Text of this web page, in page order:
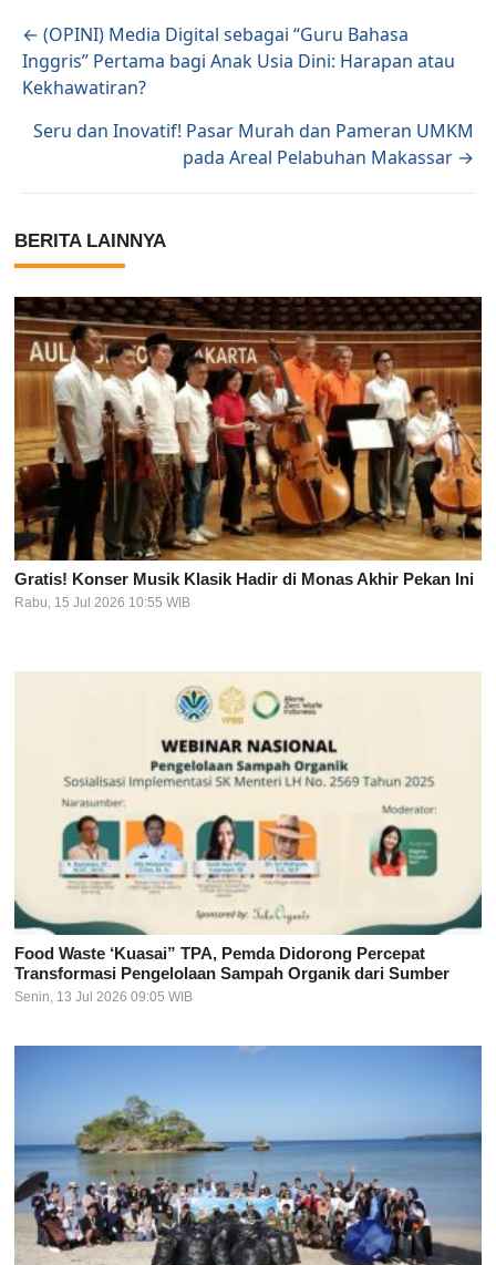
Posts navigation
← (OPINI) Media Digital sebagai “Guru Bahasa
Inggris” Pertama bagi Anak Usia Dini: Harapan atau
Kekhawatiran?
Seru dan Inovatif! Pasar Murah dan Pameran UMKM
pada Areal Pelabuhan Makassar →
BERITA LAINNYA
Gratis! Konser Musik Klasik Hadir di Monas Akhir Pekan Ini
Rabu, 15 Jul 2026 10:55 WIB
Food Waste ‘Kuasai” TPA, Pemda Didorong Percepat
Transformasi Pengelolaan Sampah Organik dari Sumber
Senin, 13 Jul 2026 09:05 WIB